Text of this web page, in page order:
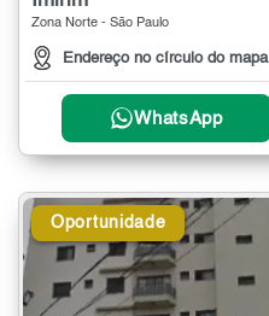
Zona Norte - São Paulo
Endereço no círculo do mapa
WhatsApp
Oportunidade